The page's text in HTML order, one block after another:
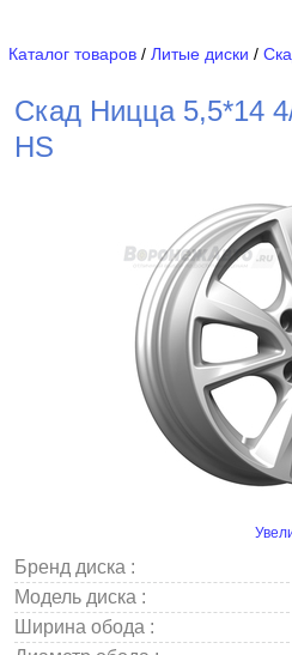
Каталог товаров / Литые диски /
Скад Ницца 5,5*14
HS
Бренд диска :
Модель диска :
Ширина обода :